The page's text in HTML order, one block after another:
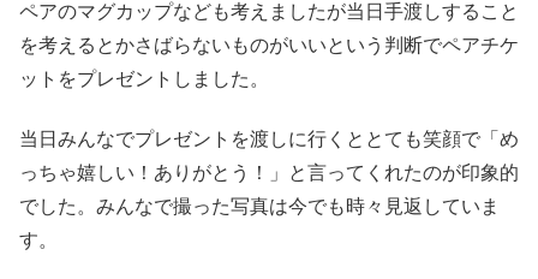
ペアのマグカップなども考えましたが当日手渡しすること
を考えるとかさばらないものがいいという判断でペアチケ
ットをプレゼントしました。
当日みんなでプレゼントを渡しに行くととても笑顔で「め
っちゃ嬉しい！ありがとう！」と言ってくれたのが印象的
でした。みんなで撮った写真は今でも時々見返していま
す。